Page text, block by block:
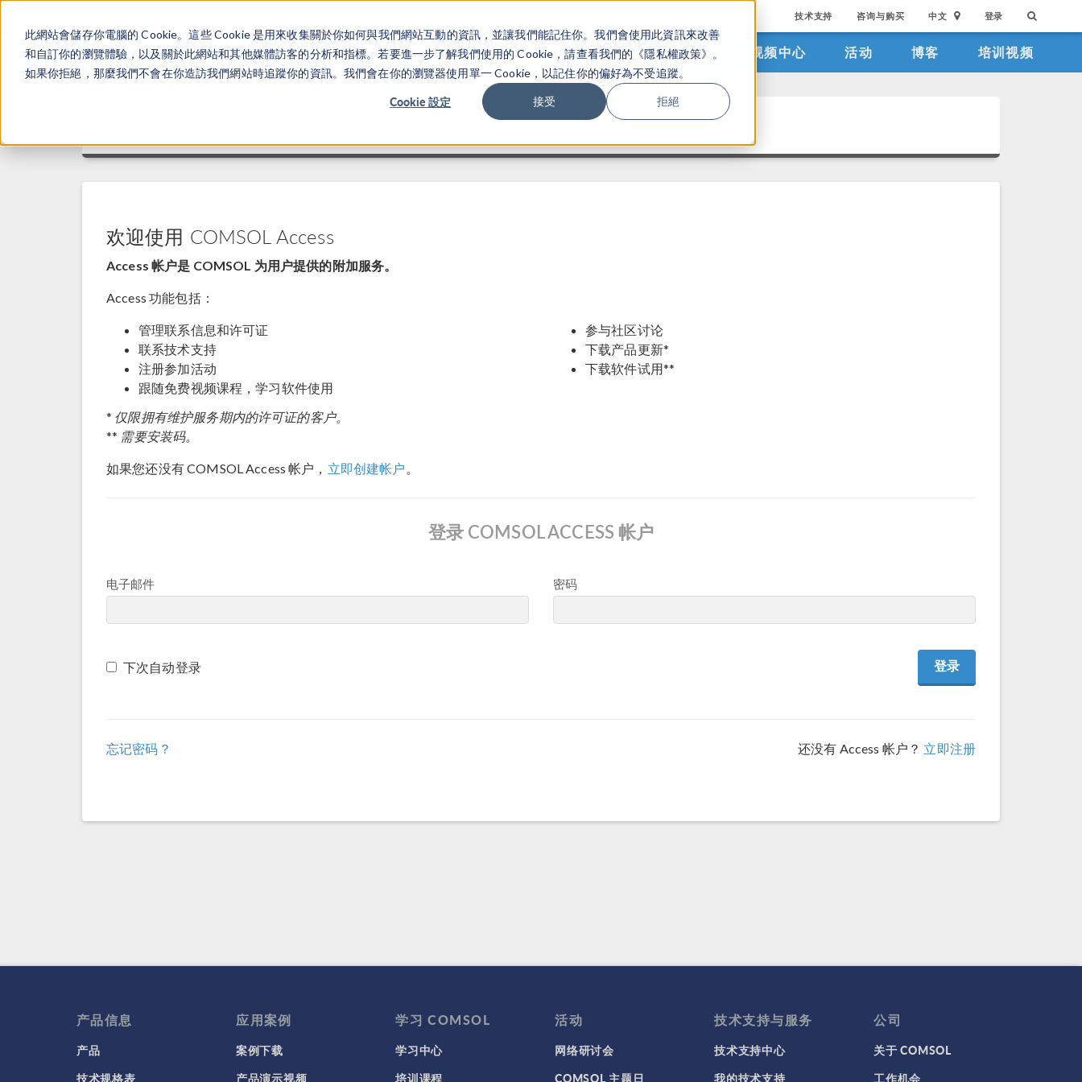
此網站會儲存你電腦的 Cookie。這些 Cookie 是用來收集關於你如何與我們網站互動的資訊，並讓我們能記住你。我們會使用此資訊來改善
和自訂你的瀏覽體驗，以及關於此網站和其他媒體訪客的分析和指標。若要進一步了解我們使用的 Cookie，請查看我們的《隱私權政策》。
如果你拒絕，那麼我們不會在你造訪我們網站時追蹤你的資訊。我們會在你的瀏覽器使用單一 Cookie，以記住你的偏好為不受追蹤。
Cookie 設定 接受 拒絕
技术支持 咨询与购买 中文 登录
产品 行业应用 视频中心 活动 博客 培训视频
欢迎使用 COMSOL Access
Access 帐户是 COMSOL 为用户提供的附加服务。
Access 功能包括：
管理联系信息和许可证
联系技术支持
注册参加活动
跟随免费视频课程，学习软件使用
参与社区讨论
下载产品更新*
下载软件试用**
* 仅限拥有维护服务期内的许可证的客户。
** 需要安装码。
如果您还没有 COMSOL Access 帐户， 立即创建帐户 。
登录 COMSOL ACCESS 帐户
电子邮件 密码
下次自动登录
忘记密码？ 还没有 Access 帐户？ 立即注册
产品信息
产品
技术规格表
应用案例
案例下载
产品演示视频
学习 COMSOL
学习中心
培训课程
活动
网络研讨会
COMSOL 主题日
技术支持与服务
技术支持中心
我的技术支持
公司
关于 COMSOL
工作机会